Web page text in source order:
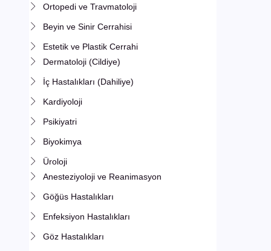
Ortopedi ve Travmatoloji
Beyin ve Sinir Cerrahisi
Estetik ve Plastik Cerrahi
Dermatoloji (Cildiye)
İç Hastalıkları (Dahiliye)
Kardiyoloji
Psikiyatri
Biyokimya
Üroloji
Anesteziyoloji ve Reanimasyon
Göğüs Hastalıkları
Enfeksiyon Hastalıkları
Göz Hastalıkları